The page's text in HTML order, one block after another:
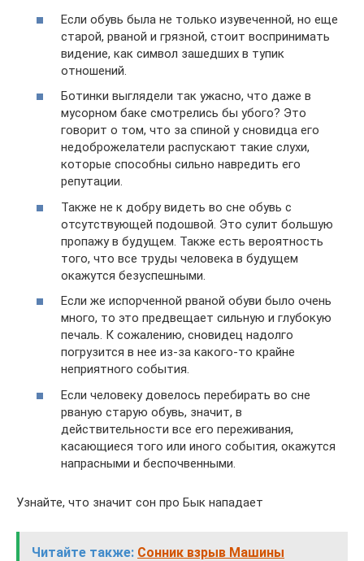
Если обувь была не только изувеченной, но еще
старой, рваной и грязной, стоит воспринимать
видение, как символ зашедших в тупик
отношений.
Ботинки выглядели так ужасно, что даже в
мусорном баке смотрелись бы убого? Это
говорит о том, что за спиной у сновидца его
недоброжелатели распускают такие слухи,
которые способны сильно навредить его
репутации.
Также не к добру видеть во сне обувь с
отсутствующей подошвой. Это сулит большую
пропажу в будущем. Также есть вероятность
того, что все труды человека в будущем
окажутся безуспешными.
Если же испорченной рваной обуви было очень
много, то это предвещает сильную и глубокую
печаль. К сожалению, сновидец надолго
погрузится в нее из-за какого-то крайне
неприятного события.
Если человеку довелось перебирать во сне
рваную старую обувь, значит, в
действительности все его переживания,
касающиеся того или иного события, окажутся
напрасными и беспочвенными.
Узнайте, что значит сон про Бык нападает
Читайте также: Сонник взрыв Машины